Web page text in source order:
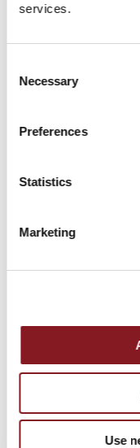
services.
Selection
Necessary
Preferences
Statistics
Marketing
Use
*Der Versand ist
Für alle
exklusivere
Zahlungseingang
***Die
Transport noch
Für weitere
Kauf, zur